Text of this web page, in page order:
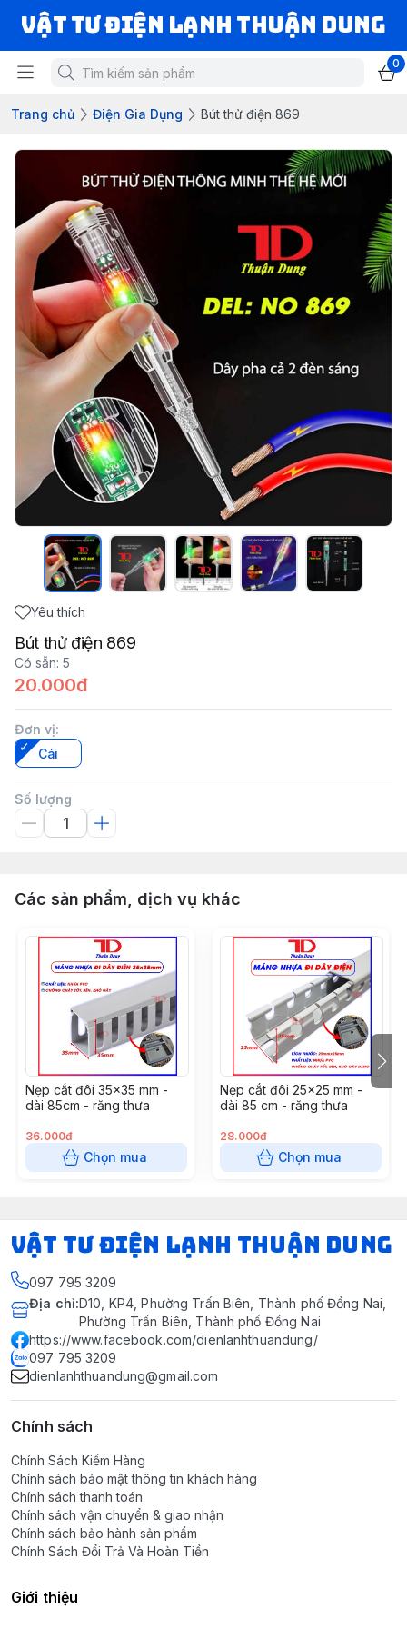
VẬT TƯ ĐIỆN LẠNH THUẬN DUNG
0
Trang chủ Điện Gia Dụng Bút thử điện 869
Yêu thích
Bút thử điện 869
Có sẵn: 5
20.000đ
Đơn vị:
Cái
Số lượng
Các sản phẩm, dịch vụ khác
Nẹp cắt đôi 35x35 mm -
dài 85cm - răng thưa
36.000đ
Chọn mua
Nẹp cắt đôi 25x25 mm -
dài 85 cm - răng thưa
28.000đ
Chọn mua
VẬT TƯ ĐIỆN LẠNH THUẬN DUNG
097 795 3209
Địa chỉ:D10, KP4, Phường Trấn Biên, Thành phố Đồng Nai,
Phường Trấn Biên, Thành phố Đồng Nai
https://www.facebook.com/dienlanhthuandung/
097 795 3209
dienlanhthuandung@gmail.com
Chính sách
Chính Sách Kiểm Hàng
Chính sách bảo mật thông tin khách hàng
Chính sách thanh toán
Chính sách vận chuyển & giao nhận
Chính sách bảo hành sản phẩm
Chính Sách Đổi Trả Và Hoàn Tiền
Giới thiệu